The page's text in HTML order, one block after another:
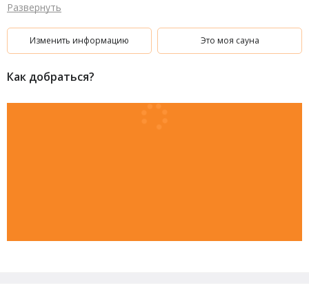
- Мангал;
- Двор.
Отдельно построенная сауна, с изолированным двориком.
Развернуть
Изменить информацию Это моя сауна
Как добраться?